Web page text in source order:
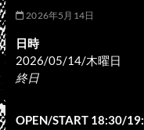
2026年5月14日
日時
2026/05/14/木曜日
終日
OPEN/START 18:30/